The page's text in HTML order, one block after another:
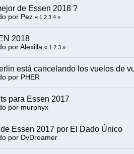
de Essen 2018 ?
por Pez « 1 2 3 4 »
2018
porAlexilla « 1 2 3 »
está cancelando los vuelos de
por PHER
para Essen 2017
por murphyx
Essen 2017 por El Dado Único
por DvDreamer